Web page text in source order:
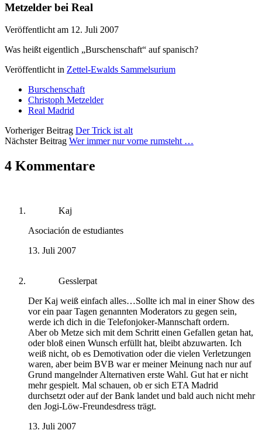
Metzelder bei Real
Veröffentlicht am 12. Juli 2007
Was heißt eigentlich „Burschenschaft“ auf spanisch?
Veröffentlicht in Zettel-Ewalds Sammelsurium
Burschenschaft
Christoph Metzelder
Real Madrid
Vorheriger Beitrag Der Trick ist alt
Nächster Beitrag Wer immer nur vorne rumsteht …
4 Kommentare
Kaj
Asociación de estudiantes
13. Juli 2007
Gesslerpat
Der Kaj weiß einfach alles…Sollte ich mal in einer Show des
vor ein paar Tagen genannten Moderators zu gegen sein,
werde ich dich in die Telefonjoker-Mannschaft ordern.
Aber ob Metze sich mit dem Schritt einen Gefallen getan hat,
oder bloß einen Wunsch erfüllt hat, bleibt abzuwarten. Ich
weiß nicht, ob es Demotivation oder die vielen Verletzungen
waren, aber beim BVB war er meiner Meinung nach nur auf
Grund mangelnder Alternativen erste Wahl. Gut hat er nicht
mehr gespielt. Mal schauen, ob er sich ETA Madrid
durchsetzt oder auf der Bank landet und bald auch nicht mehr
den Jogi-Löw-Freundesdress trägt.
13. Juli 2007